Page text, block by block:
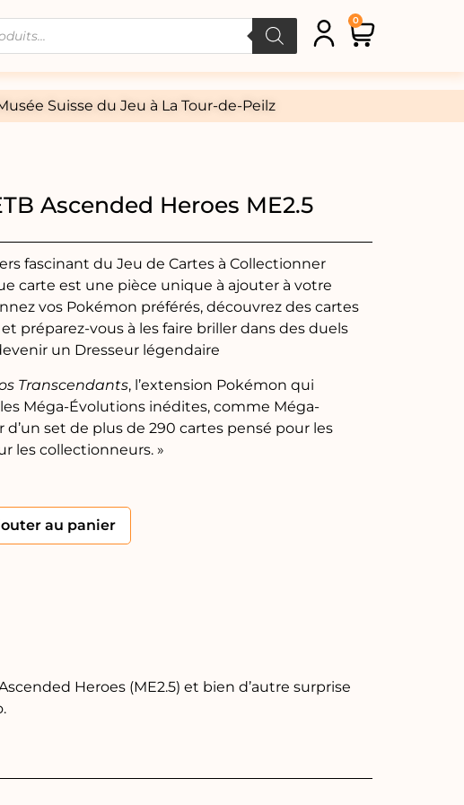
0
Suisse du Jeu à La Tour-de-Peilz
Ascended Heroes ME2.5
fascinant du Jeu de Cartes à Collectionner
carte est une pièce unique à ajouter à votre
vos Pokémon préférés, découvrez des cartes
préparez-vous à les faire briller dans des duels
un Dresseur légendaire
Transcendants, l’extension Pokémon qui
Méga-Évolutions inédites, comme Méga-
d’un set de plus de 290 cartes pensé pour les
les collectionneurs. »
au panier
Heroes (ME2.5) et bien d’autre surprise